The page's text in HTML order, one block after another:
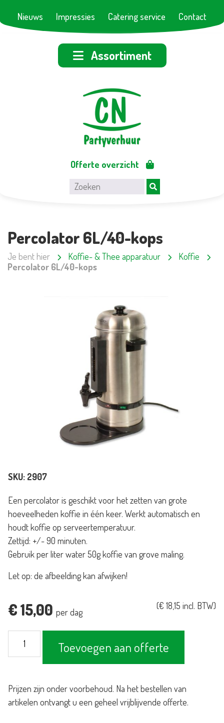
Nieuws Impressies Catering service Contact
Assortiment
Offerte overzicht
Percolator 6L/40-kops
Je bent hier Koffie- & Thee apparatuur
Koffie
Percolator 6L/40-kops
SKU: 2907
Een percolator is geschikt voor het zetten van grote
hoeveelheden koffie in één keer. Werkt automatisch en
houdt koffie op serveertemperatuur.
Zettijd: +/- 90 minuten.
Gebruik per liter water 50g koffie van grove maling.
Let op: de afbeelding kan afwijken!
€15,00 per dag
(€ 18,15 incl. BTW)
6L/40-
Toevoegen aan offerte
Prijzen zijn onder voorbehoud. Na het bestellen van
artikelen ontvangt u een geheel vrijblijvende offerte.